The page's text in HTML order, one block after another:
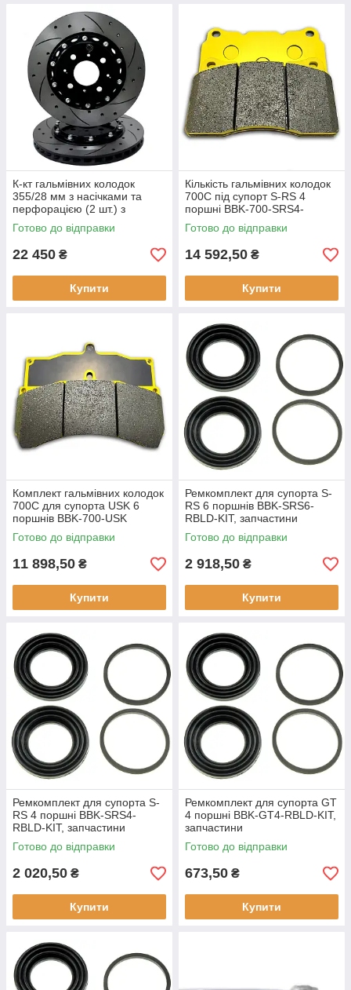
К-кт гальмівних колодок
355/28 мм з насічками та
перфорацією (2 шт.) з
монтажним комплектом
Готово до відправки
22 450 ₴
Купити
Кількість гальмівних колодок
700С під супорт S-RS 4
поршні BBK-700-SRS4-
BRAKE-PADS
Готово до відправки
14 592,50 ₴
Купити
Комплект гальмівних колодок
700С для супорта USK 6
поршнів BBK-700-USK
Готово до відправки
11 898,50 ₴
Купити
Ремкомплект для супорта S-
RS 6 поршнів BBK-SRS6-
RBLD-KIT, запчастини
Готово до відправки
2 918,50 ₴
Купити
Ремкомплект для супорта S-
RS 4 поршні BBK-SRS4-
RBLD-KIT, запчастини
Готово до відправки
2 020,50 ₴
Купити
Ремкомплект для супорта GT
4 поршні BBK-GT4-RBLD-KIT,
запчастини
Готово до відправки
673,50 ₴
Купити